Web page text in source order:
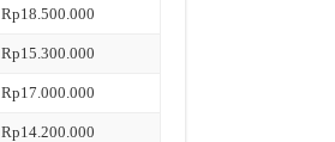
Rp18.500.000
Rp15.300.000
Rp17.000.000
Rp14.200.000